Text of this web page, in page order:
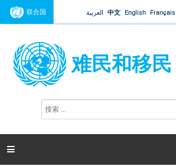
Jump to navigation
联合国 العربية 中文 English Français
难民和移民
搜
索
